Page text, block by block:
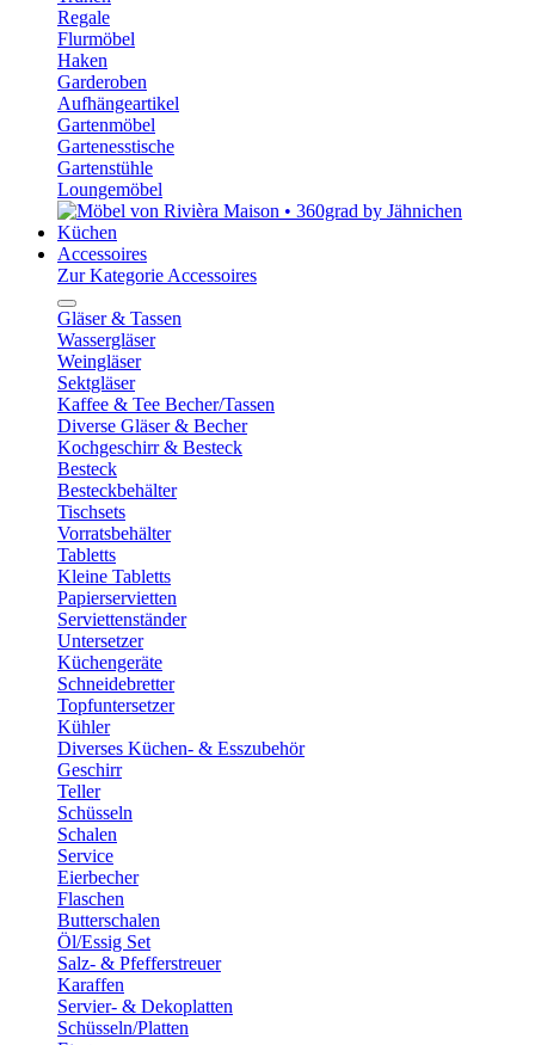
Regale
Flurmöbel
Haken
Garderoben
Aufhängeartikel
Gartenmöbel
Gartenesstische
Gartenstühle
Loungemöbel
Küchen
Accessoires
Zur Kategorie Accessoires
Gläser & Tassen
Wassergläser
Weingläser
Sektgläser
Kaffee & Tee Becher/Tassen
Diverse Gläser & Becher
Kochgeschirr & Besteck
Besteck
Besteckbehälter
Tischsets
Vorratsbehälter
Tabletts
Kleine Tabletts
Papierservietten
Serviettenständer
Untersetzer
Küchengeräte
Schneidebretter
Topfuntersetzer
Kühler
Diverses Küchen- & Esszubehör
Geschirr
Teller
Schüsseln
Schalen
Service
Eierbecher
Flaschen
Butterschalen
Öl/Essig Set
Salz- & Pfefferstreuer
Karaffen
Servier- & Dekoplatten
Schüsseln/Platten